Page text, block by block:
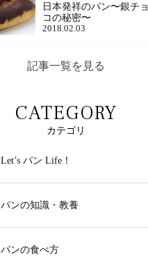
日本発祥のパン〜銀チョ
コの秘密〜
2018.02.03
記事一覧を見る
CATEGORY
カテゴリ
Let’s パン Life！
パンの知識・教養
パンの食べ方